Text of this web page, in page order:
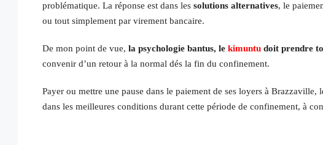
problématique. La réponse est dans les solutions alternatives, le
ou tout simplement par virement bancaire.
De mon point de vue, la psychologie bantus, le kimuntu doit prendre
convenir d’un retour à la normal dés la fin du confinement.
Payer ou mettre une pause dans le paiement de ses loyers à
dans les meilleures conditions durant cette période de confinement, à